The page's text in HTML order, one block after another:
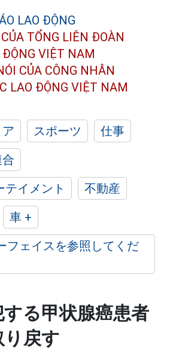
TỔNG LIÊN ĐOÀN
ĐỘNG VIỆT NAM
CỦA CÔNG NHÂN
LAO ĐỘNG VIỆT NAM
スポーツ
仕事
テイメント
不動産
車 +
フェイスを参照してくだ
る甲状腺癌患者
戻す